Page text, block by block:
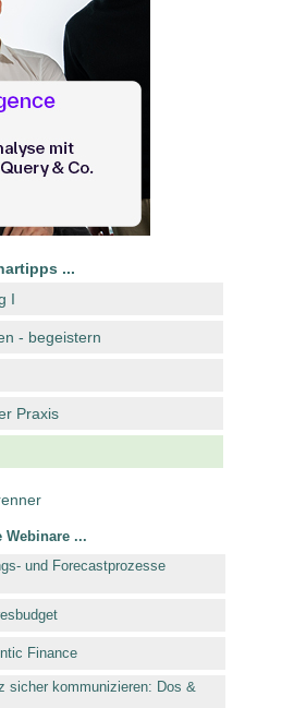
...
I
- begeistern
Praxis
Webinare ...
und Forecastprozesse
Finance
sicher kommunizieren: Dos &